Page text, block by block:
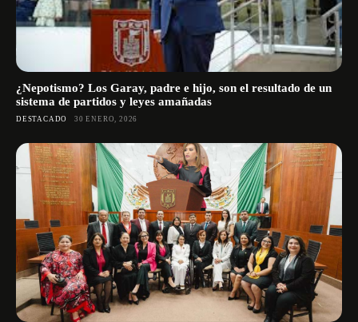
¿Nepotismo? Los Garay, padre e hijo, son el resultado de un
sistema de partidos y leyes amañadas
DESTACADO 30 ENERO, 2026